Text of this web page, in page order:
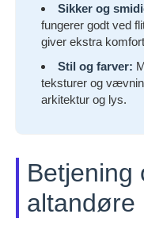
Sikker og
fungerer godt ved
giver ekstra
Stil og farver:
teksturer og
arkitektur og lys.
Betjening
altandøre